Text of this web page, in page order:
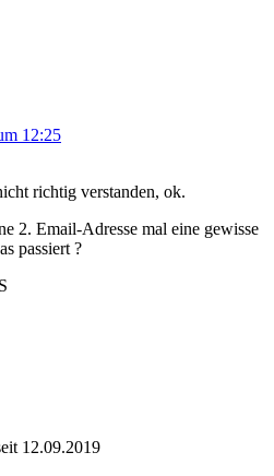
12:25
richtig verstanden, ok.
2. Email-Adresse mal eine gewisse
passiert ?
12.09.2019